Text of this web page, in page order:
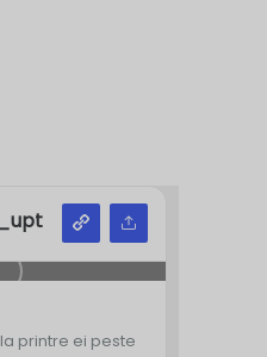
printre ei peste